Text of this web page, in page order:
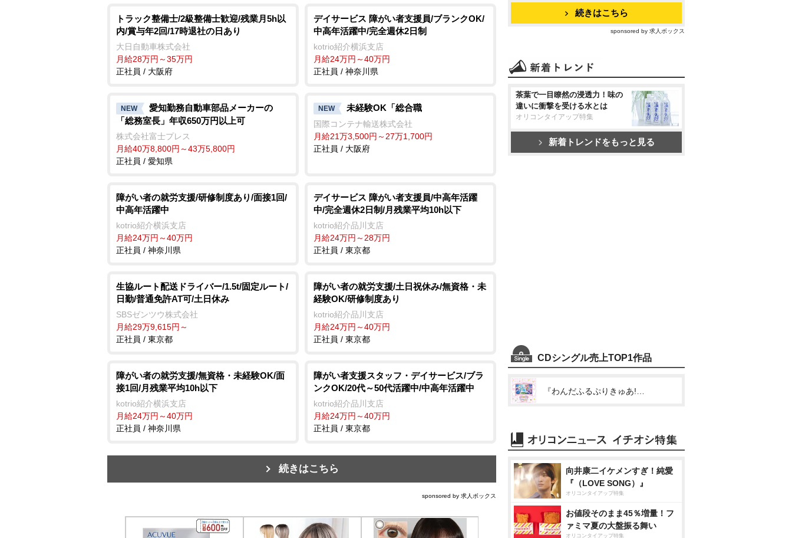
トラック整備士/2級整備士歓迎/残業月5h以
内/賞与年2回/17時退社の日あり
大日自動車株式会社
月給28万円～35万円
正社員 / 大阪府
デイサービス 障がい者支援員/ブランクOK/
中高年活躍中/完全週休2日制
kotrio紹介横浜支店
月給24万円～40万円
正社員 / 神奈川県
NEW
愛知勤務自動車部品メーカーの
「総務室長」年収650万円以上可
株式会社富士プレス
月給40万8,800円～43万5,800円
正社員 / 愛知県
NEW 未経験OK「総合職
国際コンテナ輸送株式会社
月給21万3,500円～27万1,700円
正社員 / 大阪府
障がい者の就労支援/研修制度あり/面接1回/
中高年活躍中
kotrio紹介横浜支店
月給24万円～40万円
正社員 / 神奈川県
デイサービス 障がい者支援員/中高年活躍
中/完全週休2日制/月残業平均10h以下
kotrio紹介品川支店
月給24万円～28万円
正社員 / 東京都
生協ルート配送ドライバー/1.5t/固定ルート/
日勤/普通免許AT可/土日休み
SBSゼンツウ株式会社
月給29万9,615円～
正社員 / 東京都
障がい者の就労支援/土日祝休み/無資格・未
経験OK/研修制度あり
kotrio紹介品川支店
月給24万円～40万円
正社員 / 東京都
障がい者の就労支援/無資格・未経験OK/面
接1回/月残業平均10h以下
kotrio紹介横浜支店
月給24万円～40万円
正社員 / 神奈川県
障がい者支援スタッフ・デイサービス/ブラ
ンクOK/20代～50代活躍中/中高年活躍中
kotrio紹介品川支店
月給24万円～40万円
正社員 / 東京都
続きはこちら
sponsored by 求人ボックス
続きはこちら
sponsored by 求人ボックス
茶葉で一目瞭然の浸透力！味の
違いに衝撃を受ける水とは
オリコンタイアップ特集
新着トレンドをもっと見る
CDシングル売上TOP1作品
向井康二イケメンすぎ！純愛
『（LOVE SONG）』
オリコンタイアップ特集
お値段そのまま45％増量！フ
ァミマ夏の大盤振る舞い
オリコンタイアップ特集